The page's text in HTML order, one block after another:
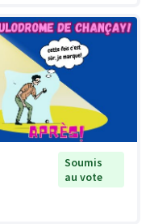
Soumis
au vote